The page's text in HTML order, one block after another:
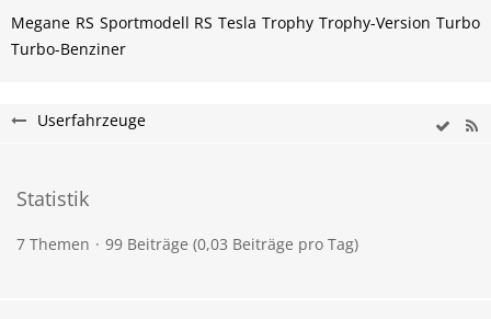
Megane RS Sportmodell RS Tesla Trophy Trophy-Version Turbo
Turbo-Benziner
Userfahrzeuge
Statistik
7 Themen 99 Beiträge (0,03 Beiträge pro Tag)